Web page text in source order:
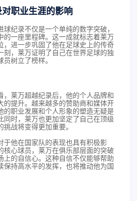
职业生涯的影响
纪录不仅是一个单纯的数字突破，
的一座里程碑。这一成就标志着莱万
，进一步巩固了他在足球史上的传奇
刻，莱万证明了自己在世界足球的独
树立了榜样。
，莱万超越纪录后，他的个人品牌和
的提升。越来越多的赞助商和媒体开
的职业发展和个人形象的塑造无疑是
同时，莱万也更加坚定了自己在顶级
战将变得更加重要。
于他在国家队的表现也具有积极影
核心球员，莱万在俱乐部层面的突破
上的自信心。这种自信不仅能够帮助
保持高水平的发挥，也将推动他为国